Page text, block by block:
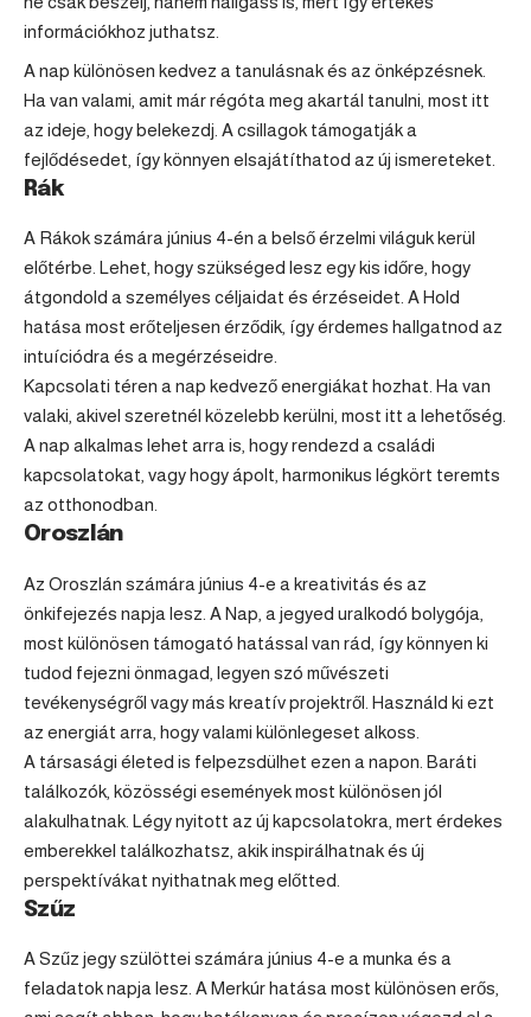
információkhoz juthatsz.
A nap különösen kedvez a tanulásnak és az önképzésnek.
Ha van valami, amit már régóta meg akartál tanulni, most itt
az ideje, hogy belekezdj. A csillagok támogatják a
fejlődésedet, így könnyen elsajátíthatod az új ismereteket.
Rák
A Rákok számára június 4-én a belső érzelmi világuk kerül
előtérbe. Lehet, hogy szükséged lesz egy kis időre, hogy
átgondold a személyes céljaidat és érzéseidet. A Hold
hatása most erőteljesen érződik, így érdemes hallgatnod az
intuíciódra és a megérzéseidre.
Kapcsolati téren a nap kedvező energiákat hozhat. Ha van
valaki, akivel szeretnél közelebb kerülni, most itt a lehetőség.
A nap alkalmas lehet arra is, hogy rendezd a családi
kapcsolatokat, vagy hogy ápolt, harmonikus légkört teremts
az otthonodban.
Oroszlán
Az Oroszlán számára június 4-e a kreativitás és az
önkifejezés napja lesz. A Nap, a jegyed uralkodó bolygója,
most különösen támogató hatással van rád, így könnyen ki
tudod fejezni önmagad, legyen szó művészeti
tevékenységről vagy más kreatív projektről. Használd ki ezt
az energiát arra, hogy valami különlegeset alkoss.
A társasági életed is felpezsdülhet ezen a napon. Baráti
találkozók, közösségi események most különösen jól
alakulhatnak. Légy nyitott az új kapcsolatokra, mert érdekes
emberekkel találkozhatsz, akik inspirálhatnak és új
perspektívákat nyithatnak meg előtted.
Szűz
A Szűz jegy szülöttei számára június 4-e a munka és a
feladatok napja lesz. A Merkúr hatása most különösen erős,